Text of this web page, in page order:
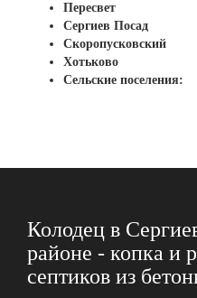
Пересвет
Сергиев Посад
Скоропусковский
Хотьково
Сельские поселения:
Колодец в
районе - копка и
септиков из